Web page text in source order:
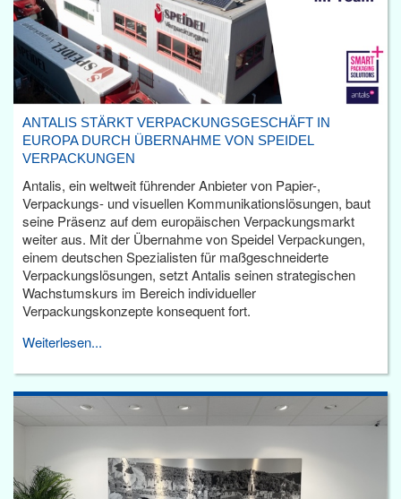
ANTALIS STÄRKT VERPACKUNGSGESCHÄFT IN
EUROPA DURCH ÜBERNAHME VON SPEIDEL
VERPACKUNGEN
Antalis, ein weltweit führender Anbieter von Papier-,
Verpackungs- und visuellen Kommunikationslösungen, baut
seine Präsenz auf dem europäischen Verpackungsmarkt
weiter aus. Mit der Übernahme von Speidel Verpackungen,
einem deutschen Spezialisten für maßgeschneiderte
Verpackungslösungen, setzt Antalis seinen strategischen
Wachstumskurs im Bereich individueller
Verpackungskonzepte konsequent fort.
Weiterlesen...